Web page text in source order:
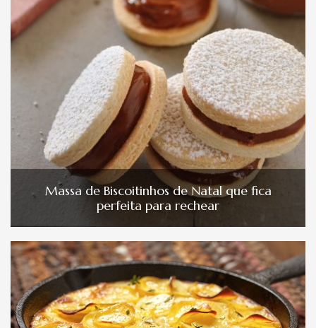
Massa de Biscoitinhos de Natal que fica
perfeita para rechear